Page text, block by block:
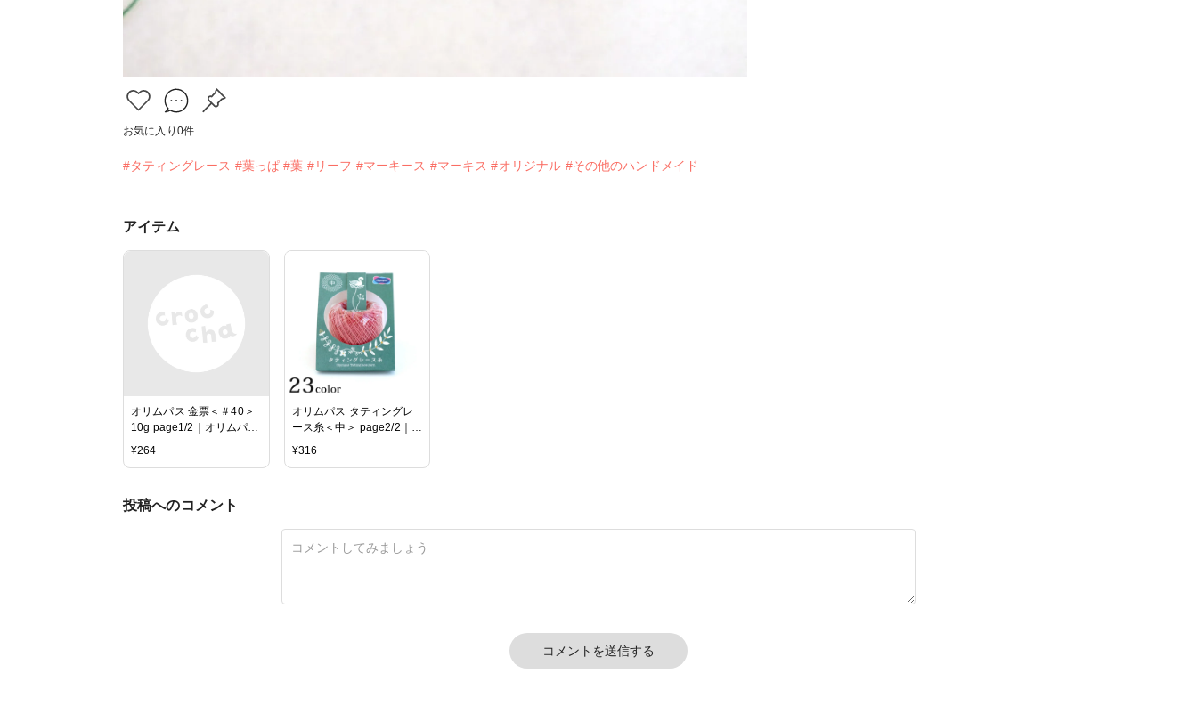
お気に入り 0件
#タティングレース #葉っぱ #葉 #リーフ #マーキース #マーキス #オリジナル #その他のハンドメイド
アイテム
オリムパス 金票＜＃40＞
10g page1/2｜オリムパス
レース糸 綿 Olympus
¥264
オリムパス タティングレ
ース糸＜中＞ page2/2｜オ
リムパスレース糸 綿
¥316
投稿へのコメント
コメントを送信する